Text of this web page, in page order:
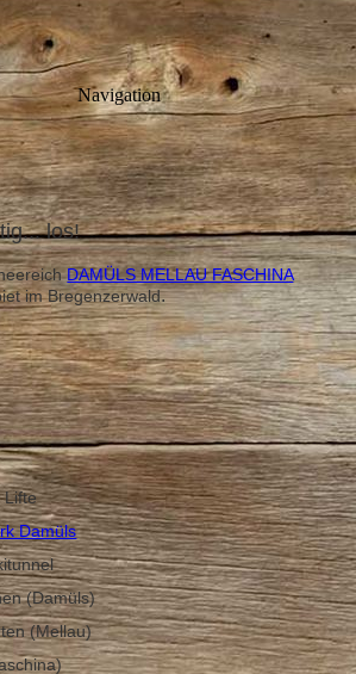
Navigation
los!
DAMÜLS MELLAU FASCHINA
im Bregenzerwald.
Lifte
Damüls
(Damüls)
(Mellau)